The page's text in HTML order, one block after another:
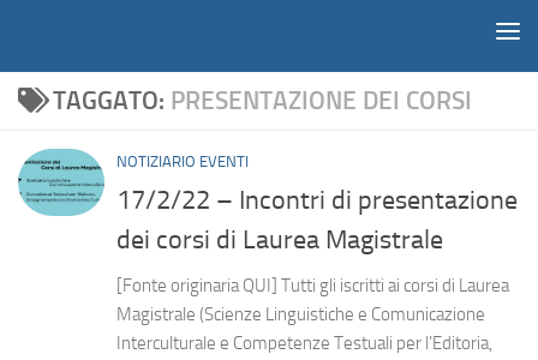
TAGGATO: PRESENTAZIONE DEI CORSI
NOTIZIARIO EVENTI
17/2/22 – Incontri di presentazione
dei corsi di Laurea Magistrale
[Fonte originaria QUI] Tutti gli iscritti ai corsi di Laurea
Magistrale (Scienze Linguistiche e Comunicazione
Interculturale e Competenze Testuali per l’Editoria,